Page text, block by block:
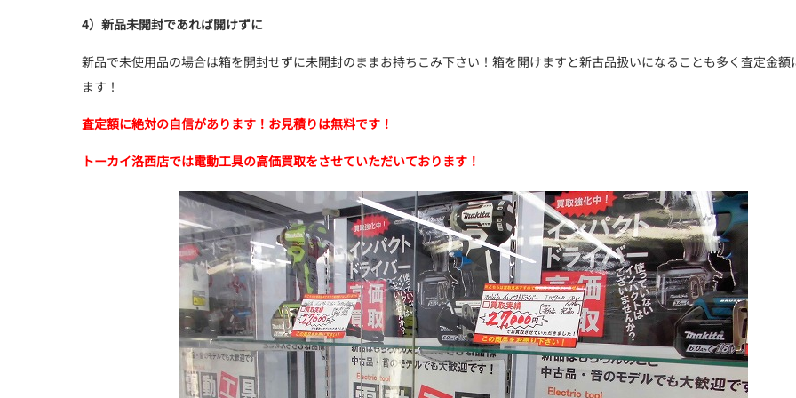
4）新品未開封であれば開けずに
新品で未使用品の場合は箱を開封せずに未開封のままお持ちこみ下さい！箱を開けますと新古品扱いになることも多く査定金額
ます！
査定額に絶対の自信があります！お見積りは無料です！
トーカイ洛西店では電動工具の高価買取をさせていただいております！